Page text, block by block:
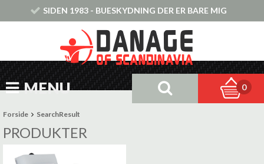
SIDEN 1983 - BUESKYDNING DER ER BARE MIG
MENU 0
Forside SearchResult
PRODUKTER